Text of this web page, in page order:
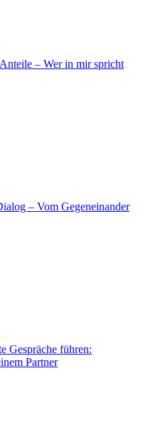
– Wer in mir spricht
– Vom Gegeneinander
Gespräche führen:
Partner